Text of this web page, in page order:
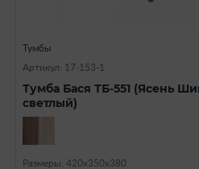
Тумбы
Артикул: 17-153-1
Тумба Бася ТБ-551 (Ясень
светлый)
Размеры: 420х350х380